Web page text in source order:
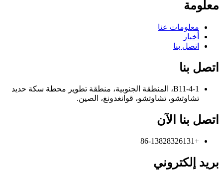
معلومة
معلومات عنا
أخبار
اتصل بنا
اتصل بنا
B11-4-1، المنطقة الجنوبية، منطقة تطوير محطة سكة حديد
تشاوتشو، تشاوتشو، قوانغدونغ، الصين.
اتصل بنا الآن
+86-13828326131
بريد إلكتروني